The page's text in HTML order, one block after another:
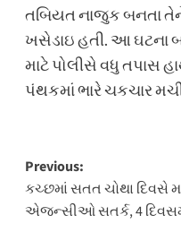
તબિયત નાજુક બનતા તેને
ખસેડાઇ હતી. આ ઘટના
માટે પોલીસે વધુ તપાસ
પંથકમાં ભારે ચકચાર
Post
navigation
Previous:
કચ્છમાં સતત ચોથા દિવસે
એજન્સીઓ સતર્ક, 4